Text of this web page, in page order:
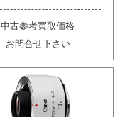
中古参考買取価格
お問合せ下さい